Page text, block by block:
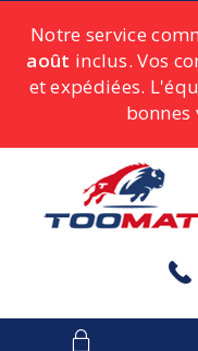
Notre service
août inclus. Vos
et expédiées.
bonnes